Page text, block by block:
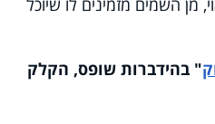
השמים מזמינים לו שיוכל
" בהידברות שופס, הקלק